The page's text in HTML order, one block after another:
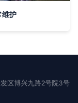
维护
区博兴九路2号院3号